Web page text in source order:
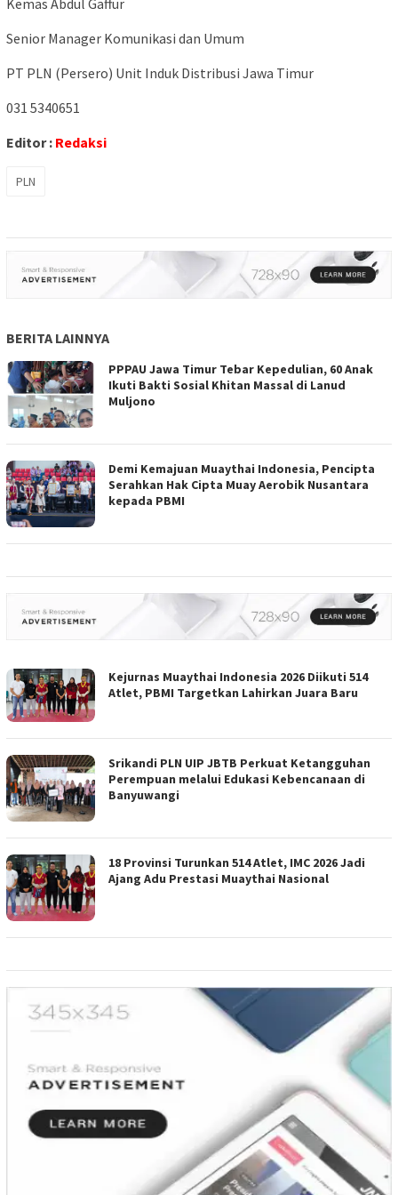
Kemas Abdul Gaffur
Senior Manager Komunikasi dan Umum
PT PLN (Persero) Unit Induk Distribusi Jawa Timur
031 5340651
Editor : Redaksi
PLN
BERITA LAINNYA
PPPAU Jawa Timur Tebar Kepedulian, 60 Anak
Ikuti Bakti Sosial Khitan Massal di Lanud
Muljono
Demi Kemajuan Muaythai Indonesia, Pencipta
Serahkan Hak Cipta Muay Aerobik Nusantara
kepada PBMI
Kejurnas Muaythai Indonesia 2026 Diikuti 514
Atlet, PBMI Targetkan Lahirkan Juara Baru
Srikandi PLN UIP JBTB Perkuat Ketangguhan
Perempuan melalui Edukasi Kebencanaan di
Banyuwangi
18 Provinsi Turunkan 514 Atlet, IMC 2026 Jadi
Ajang Adu Prestasi Muaythai Nasional